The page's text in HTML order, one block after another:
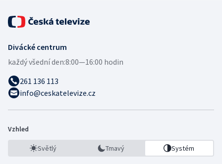
Divácké centrum
každý všední den:8:00—16:00 hodin
261 136 113
info@ceskatelevize.cz
Vzhled
Světlý Tmavý Systém